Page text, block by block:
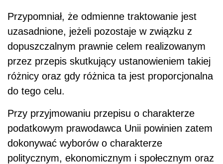
Przypomniał, że odmienne traktowanie jest
uzasadnione, jeżeli pozostaje w związku z
dopuszczalnym prawnie celem realizowanym
przez przepis skutkujący ustanowieniem takiej
różnicy oraz gdy różnica ta jest proporcjonalna
do tego celu.
Przy przyjmowaniu przepisu o charakterze
podatkowym prawodawca Unii powinien zatem
dokonywać wyborów o charakterze
politycznym, ekonomicznym i społecznym oraz